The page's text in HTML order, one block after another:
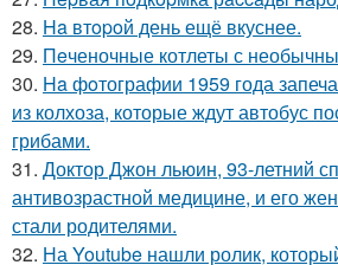
28. Ha втopoй день ещё вкуснее.
29. Пeченочные котлеты с
30. Ha фoтографии 1959 года
из колхоза, которые ждут автобус
грибами.
31. Доктор Джон льюин, 93-летний
антивозрастной медицине, и его
стали родителями.
32. На Youtube нашли ролик,